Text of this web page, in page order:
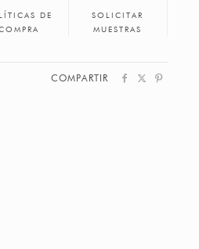
DE
SOLICITAR
MUESTRAS
COMPARTIR